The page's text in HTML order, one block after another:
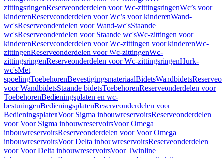
zittingsringenReserveonderdelen voor Wc-zittingsringenWc’s voor
kinderenReserveonderdelen voor Wc’s voor kinderenWand-
wc'sReserveonderdelen voor Wand-wc'sStaande
wc'sReserveonderdelen voor Staande wc'sWc-zittingen voor
kinderenReserveonderdelen voor Wc-zittingen voor kinderenWc-
zittingenReserveonderdelen voor Wc-zittingenWc-
zittingsringenReserveonderdelen voor Wc-zittingsringenHurk-
wc'sMet
spoelingToebehorenBevestigingsmateriaalBidetsWandbidets
voor WandbidetsStaande bidetsToebehorenReserveonderdelen voor
ToebehorenBedieningsplaten en wc-
besturingenBedieningsplatenReserveonderdelen voor
BedieningsplatenVoor Sigma inbouwreservoirsReserveonderdelen
voor Voor Sigma inbouwreservoirsVoor Omega
inbouwreservoirsReserveonderdelen voor Voor Omega
inbouwreservoirsVoor Delta inbouwreservoirsReserveonderdelen
voor Voor Delta inbouwreservoirsVoor Twinline